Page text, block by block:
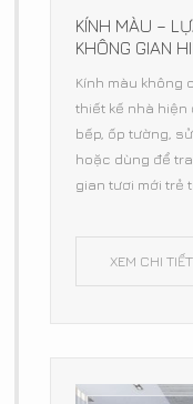
KÍNH MÀU –
KHÔNG GIAN
Kính màu không
thiết kế nhà hiện
bếp, ốp tường,
hoặc dùng để
gian tươi mới trẻ
XEM CHI TIẾT